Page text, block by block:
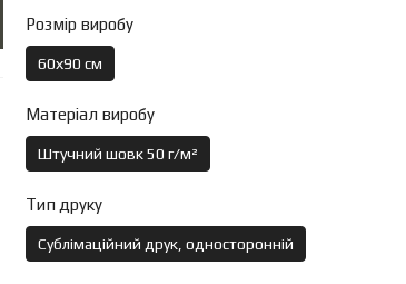
Розмір виробу
60х90 см
Матеріал виробу
Штучний шовк 50 г/м²
Тип друку
Сублімаційний друк, односторонній